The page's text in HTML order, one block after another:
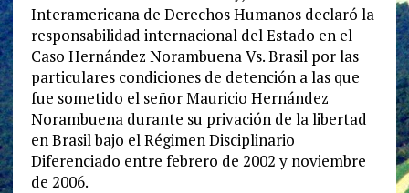
Interamericana de Derechos Humanos declaró la
responsabilidad internacional del Estado en el
Caso Hernández Norambuena Vs. Brasil por las
particulares condiciones de detención a las que
fue sometido el señor Mauricio Hernández
Norambuena durante su privación de la libertad
en Brasil bajo el Régimen Disciplinario
Diferenciado entre febrero de 2002 y noviembre
de 2006.